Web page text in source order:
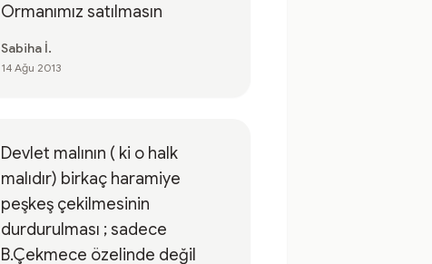
Ormanımız satılmasın
Sabiha İ.
14 Ağu 2013
Devlet malının ( ki o halk
malıdır) birkaç haramiye
peşkeş çekilmesinin
durdurulması ; sadece
B.Çekmece özelinde değil